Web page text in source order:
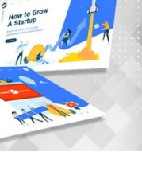
দলের যুদ্ধ
রাষ্ট্রপতি
হতে পারে, দেশের
থেকে ভারী